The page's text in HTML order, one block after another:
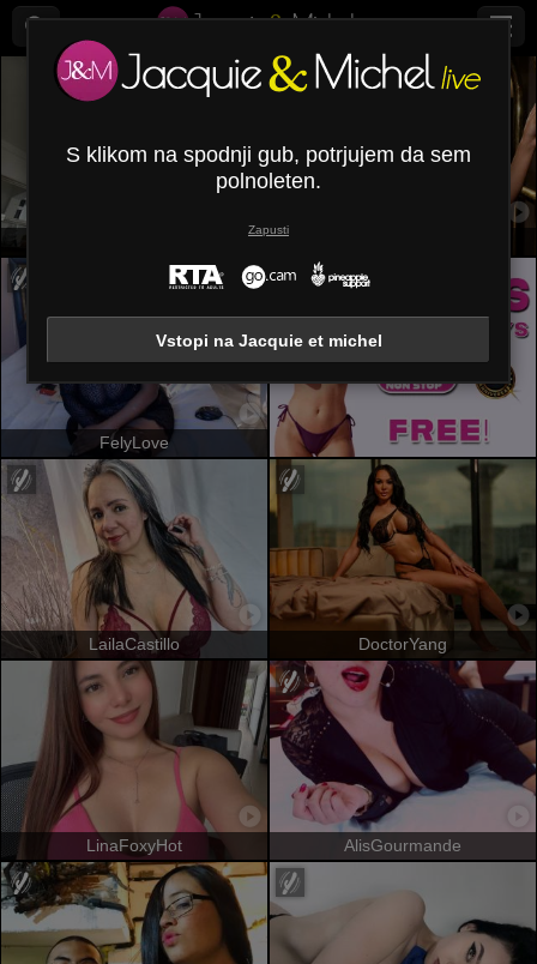
FelyLove
LailaCastillo DoctorYang
LinaFoxyHot AlisGourmande
S klikom na spodnji gub, potrjujem da sem
polnoleten.
Zapusti
Vstopi na Jacquie et michel